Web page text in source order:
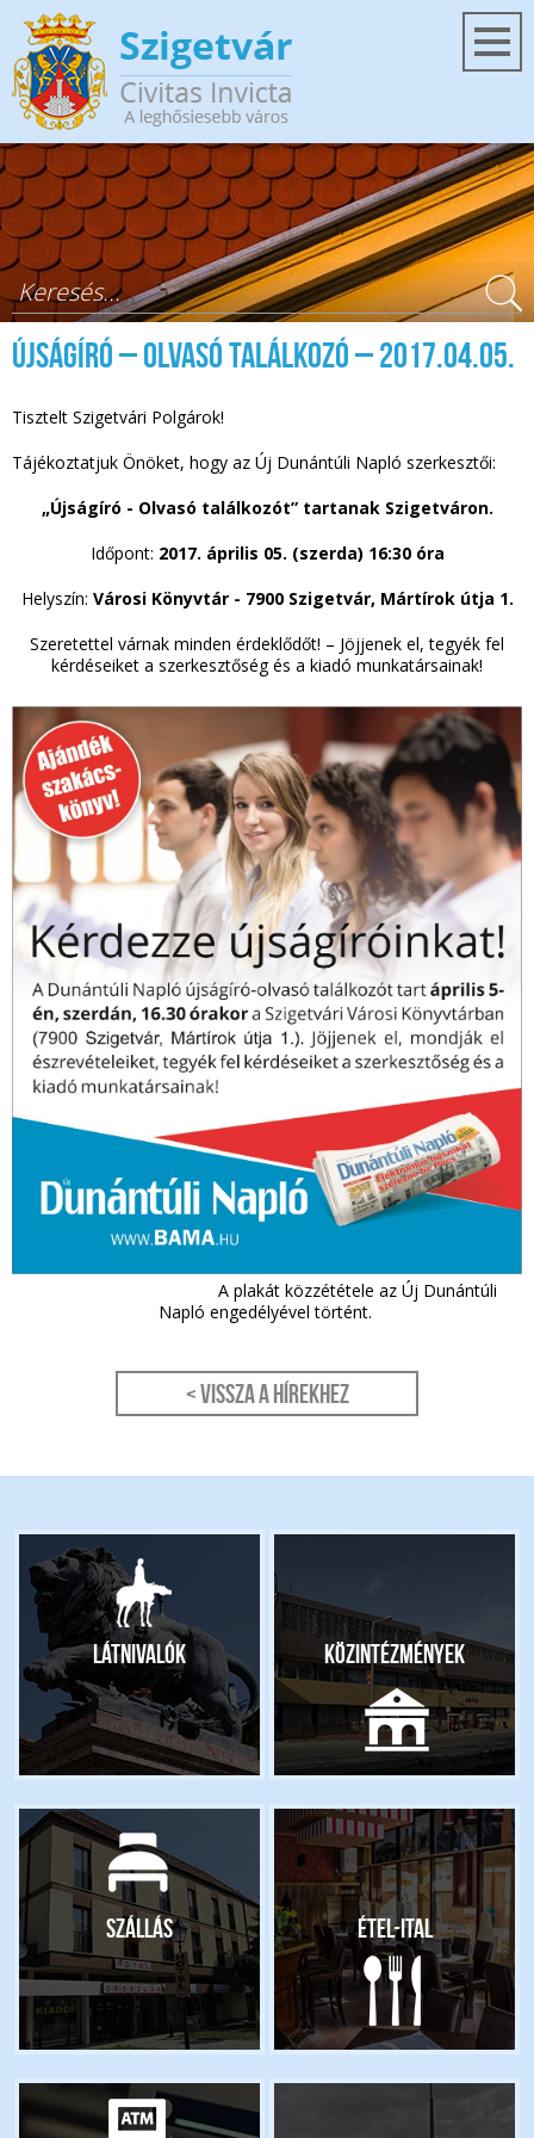
Ugrás a tartalomra
Keresés űrlap
Újságíró – Olvasó találkozó – 2017.04.05.
Tisztelt Szigetvári Polgárok!
Tájékoztatjuk Önöket, hogy az Új Dunántúli Napló szerkesztői:
„Újságíró - Olvasó találkozót” tartanak Szigetváron.
Időpont: 2017. április 05. (szerda) 16:30 óra
Helyszín: Városi Könyvtár - 7900 Szigetvár, Mártírok útja 1.
Szeretettel várnak minden érdeklődőt! – Jöjjenek el, tegyék fel
kérdéseiket a szerkesztőség és a kiadó munkatársainak!
A plakát közzététele az Új Dunántúli
Napló engedélyével történt.
< Vissza a hírekhez
Látnivalók Közintézmények
Szállás Étel-ital